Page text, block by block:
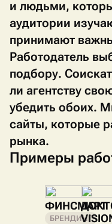
и людьми,
аудитории
принимают
Работодатель
подбору.
ли агентству
убедить обоих.
сайты, которые
рынка.
Примеры
ФИНСМАРТ
БРЕНДИНГ